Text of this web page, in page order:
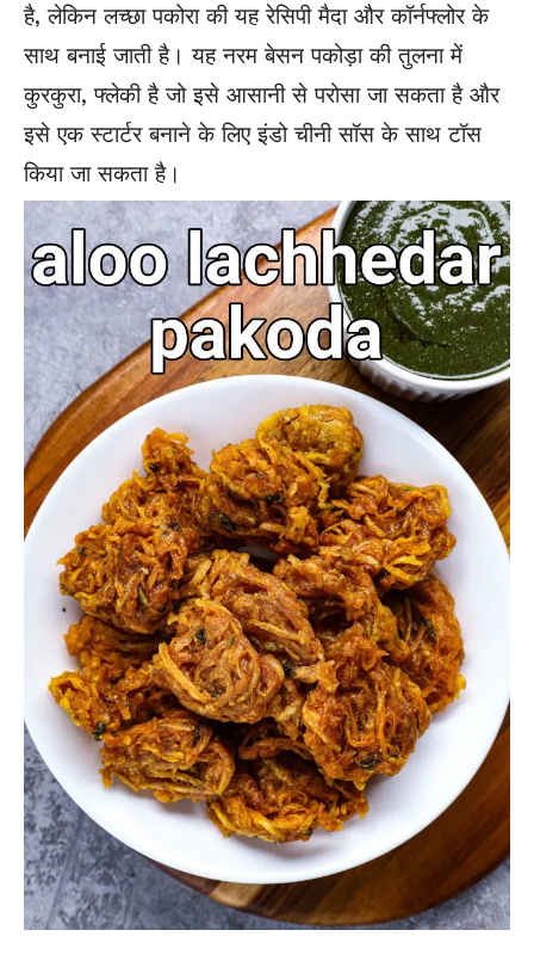
है, लेकिन लच्छा पकोरा की यह रेसिपी मैदा और कॉर्नफ्लोर के
साथ बनाई जाती है। यह नरम बेसन पकोड़ा की तुलना में
कुरकुरा, फ्लेकी है जो इसे आसानी से परोसा जा सकता है और
इसे एक स्टार्टर बनाने के लिए इंडो चीनी सॉस के साथ टॉस
किया जा सकता है।